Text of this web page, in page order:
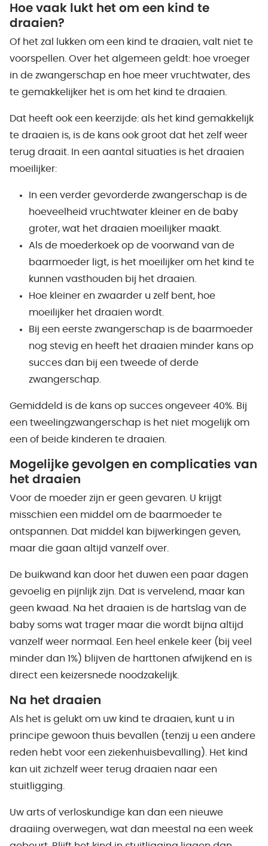
Hoe vaak lukt het om een kind te
draaien?
Of het zal lukken om een kind te draaien, valt niet te
voorspellen. Over het algemeen geldt: hoe vroeger
in de zwangerschap en hoe meer vruchtwater, des
te gemakkelijker het is om het kind te draaien.
Dat heeft ook een keerzijde: als het kind gemakkelijk
te draaien is, is de kans ook groot dat het zelf weer
terug draait. In een aantal situaties is het draaien
moeilijker:
In een verder gevorderde zwangerschap is de
hoeveelheid vruchtwater kleiner en de baby
groter, wat het draaien moeilijker maakt.
Als de moederkoek op de voorwand van de
baarmoeder ligt, is het moeilijker om het kind te
kunnen vasthouden bij het draaien.
Hoe kleiner en zwaarder u zelf bent, hoe
moeilijker het draaien wordt.
Bij een eerste zwangerschap is de baarmoeder
nog stevig en heeft het draaien minder kans op
succes dan bij een tweede of derde
zwangerschap.
Gemiddeld is de kans op succes ongeveer 40%. Bij
een tweelingzwangerschap is het niet mogelijk om
een of beide kinderen te draaien.
Mogelijke gevolgen en complicaties van
het draaien
Voor de moeder zijn er geen gevaren. U krijgt
misschien een middel om de baarmoeder te
ontspannen. Dat middel kan bijwerkingen geven,
maar die gaan altijd vanzelf over.
De buikwand kan door het duwen een paar dagen
gevoelig en pijnlijk zijn. Dat is vervelend, maar kan
geen kwaad. Na het draaien is de hartslag van de
baby soms wat trager maar die wordt bijna altijd
vanzelf weer normaal. Een heel enkele keer (bij veel
minder dan 1%) blijven de harttonen afwijkend en is
direct een keizersnede noodzakelijk.
Na het draaien
Als het is gelukt om uw kind te draaien, kunt u in
principe gewoon thuis bevallen (tenzij u een andere
reden hebt voor een ziekenhuisbevalling). Het kind
kan uit zichzelf weer terug draaien naar een
stuitligging.
Uw arts of verloskundige kan dan een nieuwe
draaiing overwegen, wat dan meestal na een week